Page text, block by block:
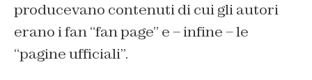
producevano contenuti di cui gli autori
erano i fan “fan page” e – infine – le
“pagine ufficiali”.